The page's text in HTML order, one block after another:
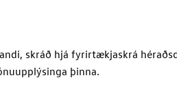
skráð hjá fyrirtækjaskrá
þinna.